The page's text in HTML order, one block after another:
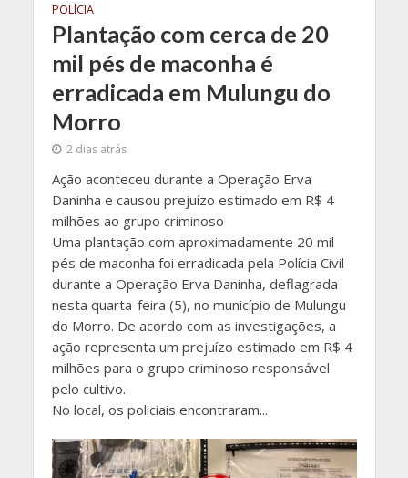
POLÍCIA
Plantação com cerca de 20
mil pés de maconha é
erradicada em Mulungu do
Morro
2 dias atrás
Ação aconteceu durante a Operação Erva
Daninha e causou prejuízo estimado em R$ 4
milhões ao grupo criminoso
Uma plantação com aproximadamente 20 mil
pés de maconha foi erradicada pela Polícia Civil
durante a Operação Erva Daninha, deflagrada
nesta quarta-feira (5), no município de Mulungu
do Morro. De acordo com as investigações, a
ação representa um prejuízo estimado em R$ 4
milhões para o grupo criminoso responsável
pelo cultivo.
No local, os policiais encontraram...